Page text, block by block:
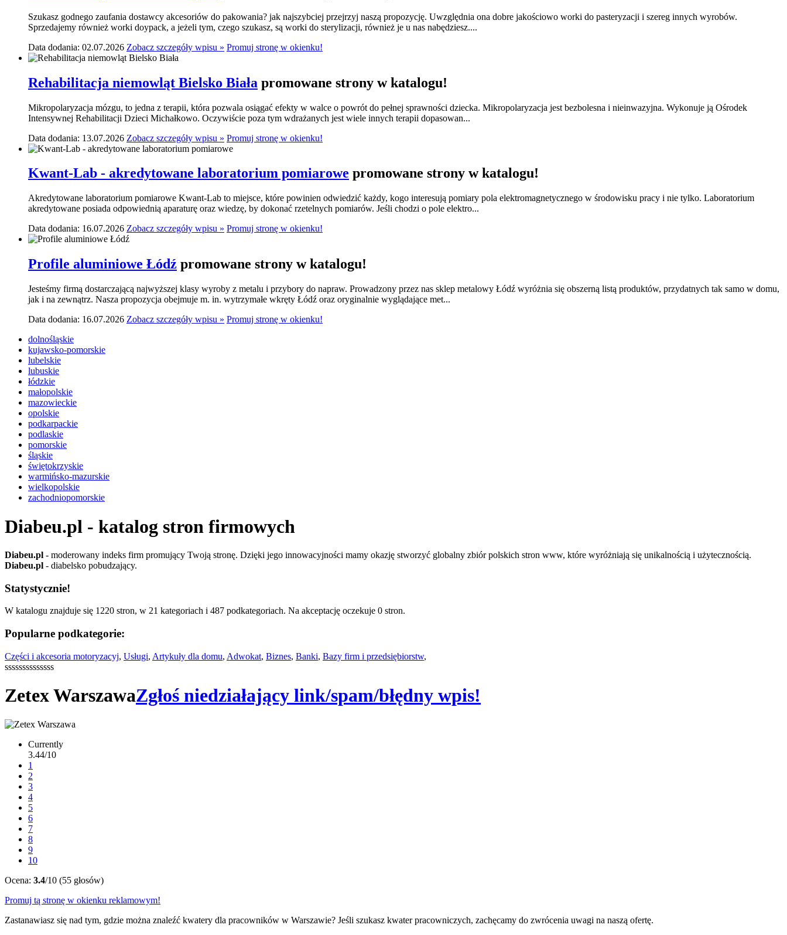
Szukasz godnego zaufania dostawcy akcesoriów do pakowania? jak najszybciej przejrzyj naszą propozycję. Uwzględnia ona dobre jakościowo worki do pasteryzacji i szereg innych wyrobów.
Sprzedajemy również worki doypack, a jeżeli tym, czego szukasz, są worki do sterylizacji, również je u nas nabędziesz....
Data dodania: 02.07.2026 Zobacz szczegóły wpisu » Promuj stronę w okienku!
Rehabilitacja niemowląt Bielsko Biała promowane strony w katalogu!
Mikropolaryzacja mózgu, to jedna z terapii, która pozwala osiągać efekty w walce o powrót do pełnej sprawności dziecka. Mikropolaryzacja jest bezbolesna i nieinwazyjna. Wykonuje ją Ośrodek
Intensywnej Rehabilitacji Dzieci Michałkowo. Oczywiście poza tym wdrażanych jest wiele innych terapii dopasowan...
Data dodania: 13.07.2026 Zobacz szczegóły wpisu » Promuj stronę w okienku!
Kwant-Lab - akredytowane laboratorium pomiarowe promowane strony w katalogu!
Akredytowane laboratorium pomiarowe Kwant-Lab to miejsce, które powinien odwiedzić każdy, kogo interesują pomiary pola elektromagnetycznego w środowisku pracy i nie tylko. Laboratorium
akredytowane posiada odpowiednią aparaturę oraz wiedzę, by dokonać rzetelnych pomiarów. Jeśli chodzi o pole elektro...
Data dodania: 16.07.2026 Zobacz szczegóły wpisu » Promuj stronę w okienku!
Profile aluminiowe Łódź promowane strony w katalogu!
Jesteśmy firmą dostarczającą najwyższej klasy wyroby z metalu i przybory do napraw. Prowadzony przez nas sklep metalowy Łódź wyróżnia się obszerną listą produktów, przydatnych tak samo w domu,
jak i na zewnątrz. Nasza propozycja obejmuje m. in. wytrzymałe wkręty Łódź oraz oryginalnie wyglądające met...
Data dodania: 16.07.2026 Zobacz szczegóły wpisu » Promuj stronę w okienku!
dolnośląskie
kujawsko-pomorskie
lubelskie
lubuskie
łódzkie
małopolskie
mazowieckie
opolskie
podkarpackie
podlaskie
pomorskie
śląskie
świętokrzyskie
warmińsko-mazurskie
wielkopolskie
zachodniopomorskie
Diabeu.pl - katalog stron firmowych
Diabeu.pl - moderowany indeks firm promujący Twoją stronę. Dzięki jego innowacyjności mamy okazję stworzyć globalny zbiór polskich stron www, które wyróżniają się unikalnością i użytecznością.
Diabeu.pl - diabelsko pobudzający.
Statystycznie!
W katalogu znajduje się 1220 stron, w 21 kategoriach i 487 podkategoriach. Na akceptację oczekuje 0 stron.
Popularne podkategorie:
Części i akcesoria motoryzacyj, Usługi, Artykuły dla domu, Adwokat, Biznes, Banki, Bazy firm i przedsiębiorstw,
ssssssssssssss
Zetex WarszawaZgłoś niedziałający link/spam/błędny wpis!
Currently
3.44/10
1
2
3
4
5
6
7
8
9
10
Ocena: 3.4/10 (55 głosów)
Promuj tą stronę w okienku reklamowym!
Zastanawiasz się nad tym, gdzie można znaleźć kwatery dla pracowników w Warszawie? Jeśli szukasz kwater pracowniczych, zachęcamy do zwrócenia uwagi na naszą ofertę.